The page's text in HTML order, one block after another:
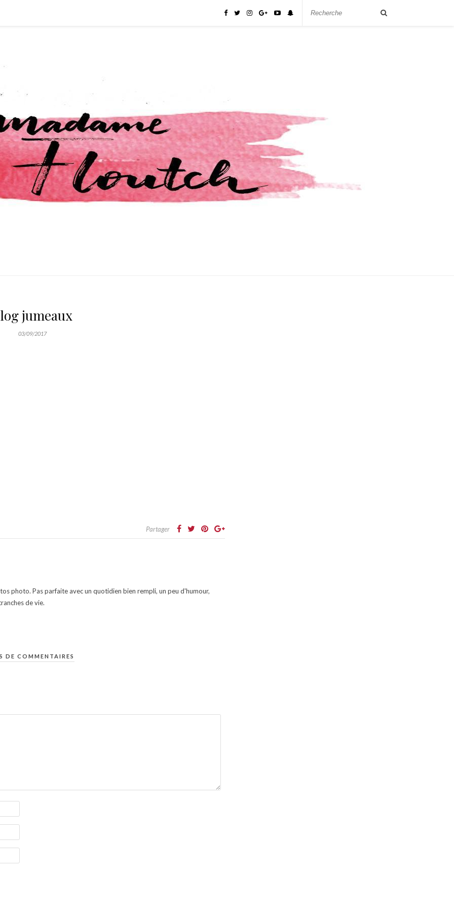
jumeaux
03/09/2017
Partager
photo. Pas parfaite avec un quotidien bien rempli, un peu d'humour,
de vie.
DE COMMENTAIRES